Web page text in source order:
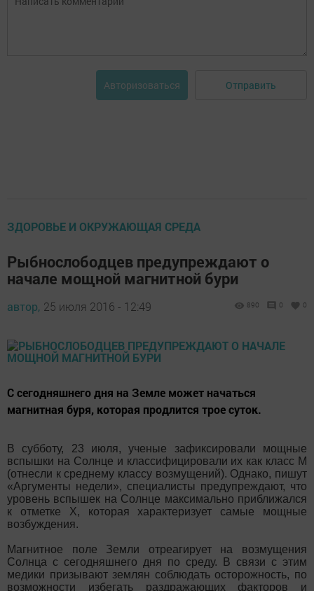
Авторизоваться Отправить
ЗДОРОВЬЕ И ОКРУЖАЮЩАЯ СРЕДА
Рыбнослободцев предупреждают о
начале мощной магнитной бури
автор, 25 июля 2016 - 12:49 890 0 0
С сегодняшнего дня на Земле может начаться
магнитная буря, которая продлится трое суток.
В субботу, 23 июля, ученые зафиксировали мощные
вспышки на Солнце и классифицировали их как класс М
(отнесли к среднему классу возмущений). Однако, пишут
«Аргументы недели», специалисты предупреждают, что
уровень вспышек на Солнце максимально приближался
к отметке Х, которая характеризует самые мощные
возбуждения.
Магнитное поле Земли отреагирует на возмущения
Солнца с сегодняшнего дня по среду. В связи с этим
медики призывают землян соблюдать осторожность, по
возможности избегать раздражающих факторов и